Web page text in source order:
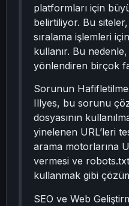
platformları için
belirtiliyor. Bu
sıralama işlemleri
kullanır. Bu
yönlendiren birçok
Sorunun
Illyes, bu sorunu
dosyasının
yinelenen URL’leri
arama motorlarına
vermesi ve robots.txt
kullanmak gibi
SEO ve Web